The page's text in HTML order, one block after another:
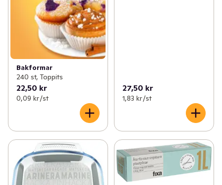
Bakformar
240 st, Toppits
22,50 kr
0,09 kr /st
27,50 kr
1,83 kr /st